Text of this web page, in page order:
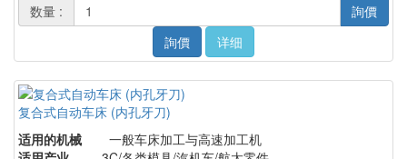
数量 :
詢價
詢價
详细
复合式自动车床 (内孔牙刀)
适用的机械
一般车床加工与高速加工机